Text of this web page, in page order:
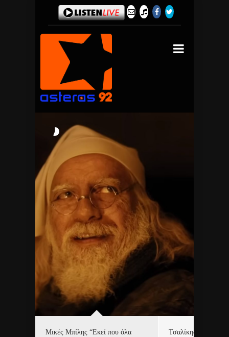
Μικές Μπίλης “Εκεί που όλα
Τσαλίκης,